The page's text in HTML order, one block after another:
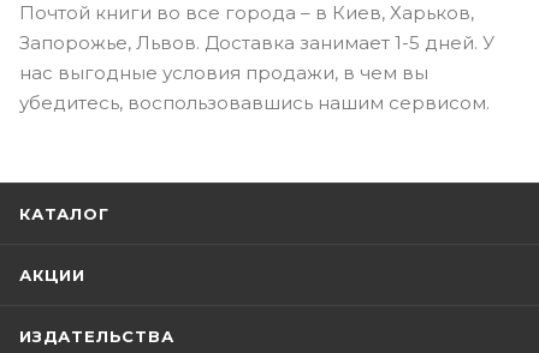
Почтой книги во все города – в Киев, Харьков,
Запорожье, Львов. Доставка занимает 1-5 дней. У
нас выгодные условия продажи, в чем вы
убедитесь, воспользовавшись нашим сервисом.
КАТАЛОГ
АКЦИИ
ИЗДАТЕЛЬСТВА